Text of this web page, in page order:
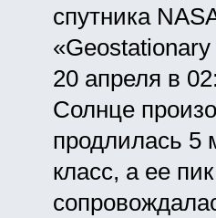
спутника
20 апреля в
Солнце
продлилась 5
класс, а ее